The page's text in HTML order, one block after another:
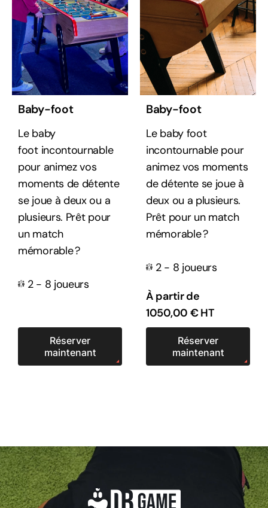
Baby-foot
Le baby
foot incontournable
pour animez vos
moments de détente
se joue à deux ou a
plusieurs. Prêt pour
un match
mémorable ?
2 - 8 joueurs
Réserver
maintenant
Baby-foot
Le baby foot
incontournable pour
animez vos moments
de détente se joue à
deux ou a plusieurs.
Prêt pour un match
mémorable ?
2 - 8 joueurs
À partir de
1050,00 €HT
Réserver
maintenant